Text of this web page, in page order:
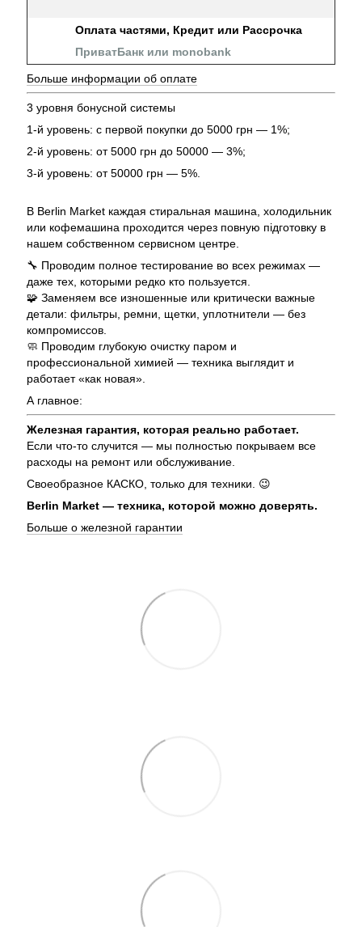
Оплата частями, Кредит или Рассрочка
ПриватБанк или monobank
Больше информации об оплате
3 уровня бонусной системы
1-й уровень: с первой покупки до 5000 грн — 1%;
2-й уровень: от 5000 грн до 50000 — 3%;
3-й уровень: от 50000 грн — 5%.
В Berlin Market каждая стиральная машина, холодильник
или кофемашина проходится через повную підготовку в
нашем собственном сервисном центре.
🔧 Проводим полное тестирование во всех режимах —
даже тех, которыми редко кто пользуется.
🧩 Заменяем все изношенные или критически важные
детали: фильтры, ремни, щетки, уплотнители — без
компромиссов.
🧼 Проводим глубокую очистку паром и
профессиональной химией — техника выглядит и
работает «как новая».
А главное:
Железная гарантия, которая реально работает.
Если что-то случится — мы полностью покрываем все
расходы на ремонт или обслуживание.
Своеобразное КАСКО, только для техники. 😉
Berlin Market — техника, которой можно доверять.
Больше о железной гарантии